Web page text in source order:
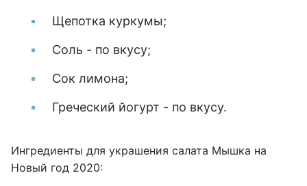
Щепотка куркумы;
Соль - по вкусу;
Сок лимона;
Греческий йогурт - по вкусу.
Ингредиенты для украшения салата Мышка на
Новый год 2020: